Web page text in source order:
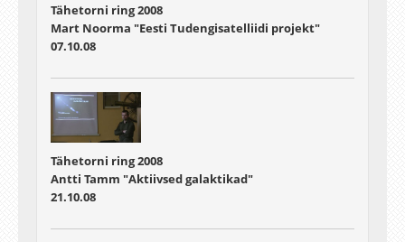
Tähetorni ring 2008
Mart Noorma "Eesti Tudengisatelliidi projekt"
07.10.08
Tähetorni ring 2008
Antti Tamm "Aktiivsed galaktikad"
21.10.08